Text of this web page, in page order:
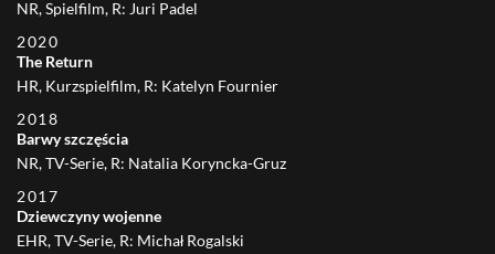
NR, Spielfilm, R: Juri Padel
2020
The Return
HR, Kurzspielfilm, R: Katelyn Fournier
2018
Barwy szczęścia
NR, TV-Serie, R: Natalia Koryncka-Gruz
2017
Dziewczyny wojenne
EHR, TV-Serie, R: Michał Rogalski